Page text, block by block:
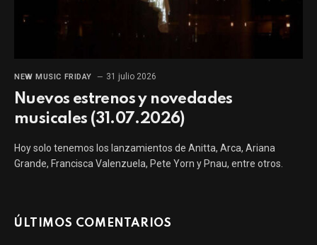
NEW MUSIC FRIDAY 31 julio 2026
Nuevos estrenos y novedades
musicales (31.07.2026)
Hoy solo tenemos los lanzamientos de Anitta, Arca, Ariana
Grande, Francisca Valenzuela, Pete Yorn y Pnau, entre otros.
ÚLTIMOS COMENTARIOS